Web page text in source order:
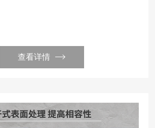
查看详情